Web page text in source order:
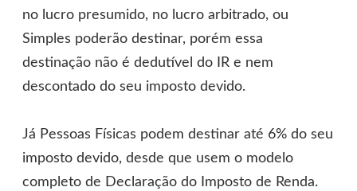
no lucro presumido, no lucro arbitrado, ou
Simples poderão destinar, porém essa
destinação não é dedutível do IR e nem
descontado do seu imposto devido.
Já Pessoas Físicas podem destinar até 6% do seu
imposto devido, desde que usem o modelo
completo de Declaração do Imposto de Renda.